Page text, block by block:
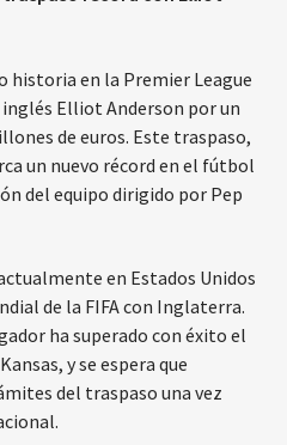
historia en la Premier League
Elliot Anderson por un
de euros. Este traspaso,
un nuevo récord en el fútbol
del equipo dirigido por Pep
en Estados Unidos
de la FIFA con Inglaterra.
ha superado con éxito el
y se espera que
del traspaso una vez